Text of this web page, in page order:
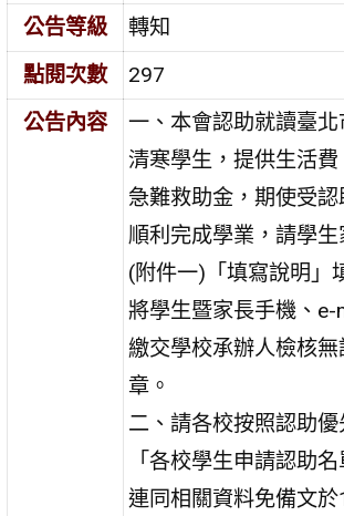
公告等級
轉知
點閱次數
297
公告內容
一、本會認助就讀臺
清寒學生，提供生活
急難救助金，期使受
順利完成學業，請學
(附件一)「填寫說明」
將學生暨家長手機、e-
繳交學校承辦人檢核
章。
二、請各校按照認助
「各校學生申請認助
連同相關資料免備文